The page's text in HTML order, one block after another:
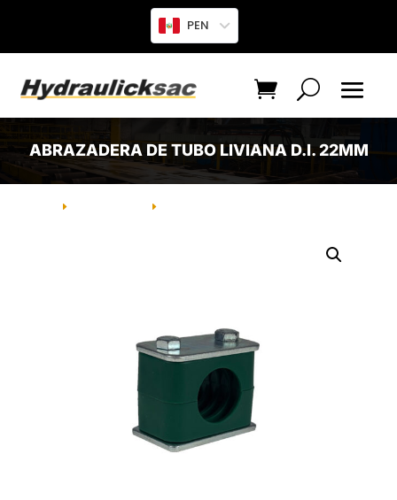
PEN
ABRAZADERA DE TUBO LIVIANA D.I. 22MM
E E